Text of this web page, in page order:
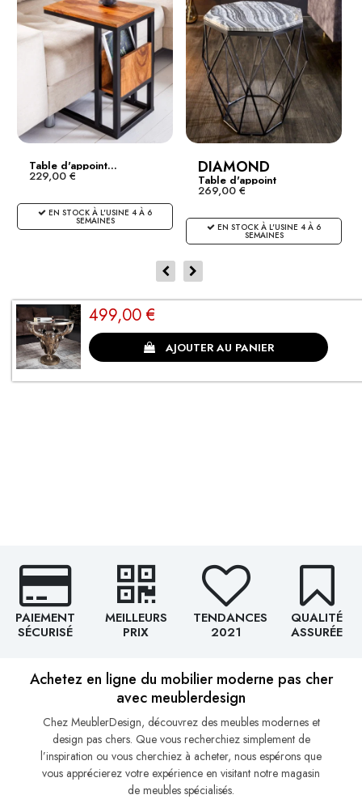
Table d'appoint...
229,00 €
EN STOCK À L'USINE 4 À 6
SEMAINES
DIAMOND
Table d'appoint
abstraite...
269,00 €
EN STOCK À L'USINE 4 À 6
SEMAINES
499,00 €
AJOUTER AU PANIER
CLIENTS SATISFAITS
PAIEMENT
SÉCURISÉ
MEILLEURS
PRIX
TENDANCES
2021
QUALITÉ
ASSURÉE
Achetez en ligne du mobilier moderne pas cher
avec meublerdesign
Chez MeublerDesign, découvrez des meubles modernes et
design pas chers. Que vous recherchiez simplement de
l’inspiration ou vous cherchiez à acheter, nous espérons que
vous apprécierez votre expérience en visitant notre magasin
de meubles spécialisés.